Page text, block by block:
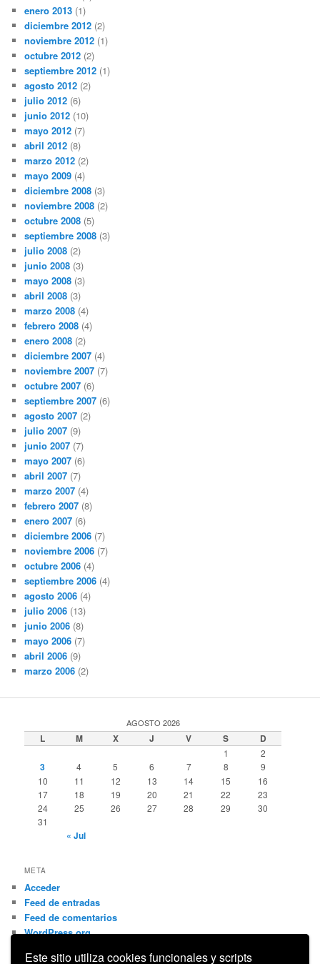
Este sitio utiliza cookies funcionales y scripts
enero 2013 (1)
diciembre 2012 (2)
noviembre 2012 (1)
octubre 2012 (2)
septiembre 2012 (1)
agosto 2012 (2)
julio 2012 (6)
junio 2012 (10)
mayo 2012 (7)
abril 2012 (8)
marzo 2012 (2)
mayo 2009 (4)
diciembre 2008 (3)
noviembre 2008 (2)
octubre 2008 (5)
septiembre 2008 (3)
julio 2008 (2)
junio 2008 (3)
mayo 2008 (3)
abril 2008 (3)
marzo 2008 (4)
febrero 2008 (4)
enero 2008 (2)
diciembre 2007 (4)
noviembre 2007 (7)
octubre 2007 (6)
septiembre 2007 (6)
agosto 2007 (2)
julio 2007 (9)
junio 2007 (7)
mayo 2007 (6)
abril 2007 (7)
marzo 2007 (4)
febrero 2007 (8)
enero 2007 (6)
diciembre 2006 (7)
noviembre 2006 (7)
octubre 2006 (4)
septiembre 2006 (4)
agosto 2006 (4)
julio 2006 (13)
junio 2006 (8)
mayo 2006 (7)
abril 2006 (9)
marzo 2006 (2)
AGOSTO 2026
L M X J V S D
1 2
3 4 5 6 7 8
9
10
11 12 13 14 15
16
17
18 19 20 21 22
23
24
25 26 27 28 29
30
31
« Jul
META
Acceder
Feed de entradas
Feed de comentarios
WordPress.org